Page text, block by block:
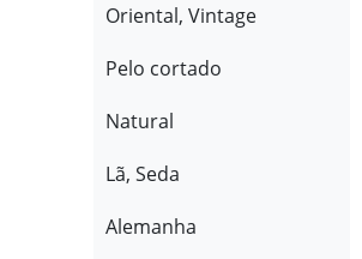
Oriental, Vintage
Pelo cortado
Natural
Lã, Seda
Alemanha